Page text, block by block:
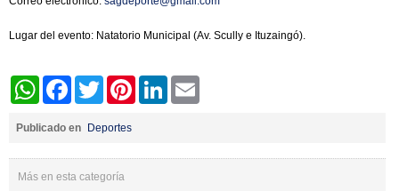
Lugar del evento: Natatorio Municipal (Av. Scully e Ituzaingó).
WhatsAppFacebookTwitter PinterestLinkedIn
Publicado en Deportes
Más en esta categoría